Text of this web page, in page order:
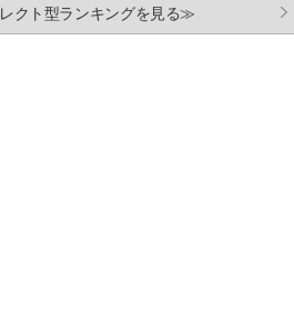
クト型ランキングを見る≫